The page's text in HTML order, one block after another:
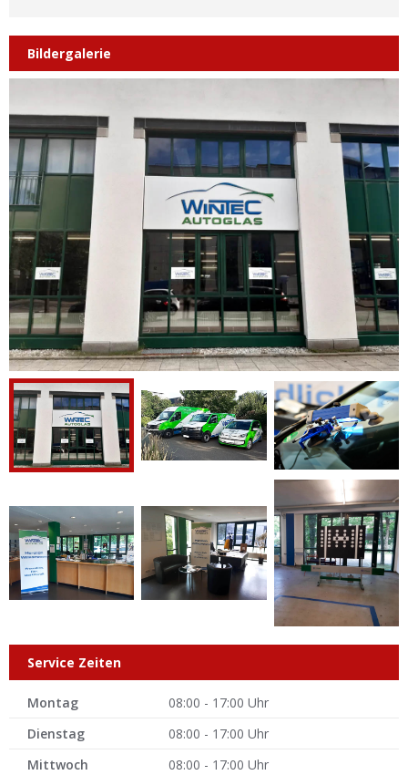
Bildergalerie
Service Zeiten
Montag
08:00 - 17:00 Uhr
Dienstag
08:00 - 17:00 Uhr
Mittwoch
08:00 - 17:00 Uhr